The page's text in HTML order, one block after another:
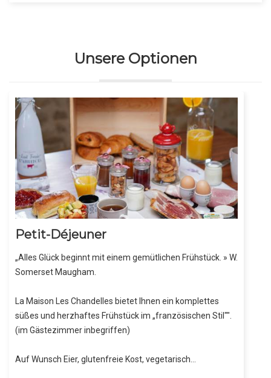
Unsere Optionen
Petit-Déjeuner
„Alles Glück beginnt mit einem gemütlichen Frühstück. » W.
Somerset Maugham.
La Maison Les Chandelles bietet Ihnen ein komplettes
süßes und herzhaftes Frühstück im „französischen Stil"".
(im Gästezimmer inbegriffen)
Auf Wunsch Eier, glutenfreie Kost, vegetarisch…